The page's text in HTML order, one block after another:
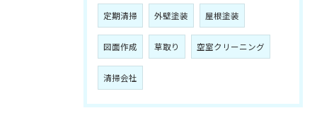
定期清掃 外壁塗装 屋根塗装
図面作成 草取り 空室クリーニング
清掃会社